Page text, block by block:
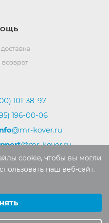
101-38-97
196-00-06
@mr-kover.ru
@mr-kover.ru
разрешения
cookie, чтобы вы могли
наш веб-сайт.